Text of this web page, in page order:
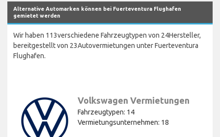
Alternative Automarken können bei Fuerteventura Flughafen
gemietet werden
Wir haben 113verschiedene Fahrzeugtypen von 24Hersteller,
bereitgestellt von 23Autovermietungen unter Fuerteventura
Flughafen.
Volkswagen Vermietungen
Fahrzeugtypen: 14
Vermietungsunternehmen: 18